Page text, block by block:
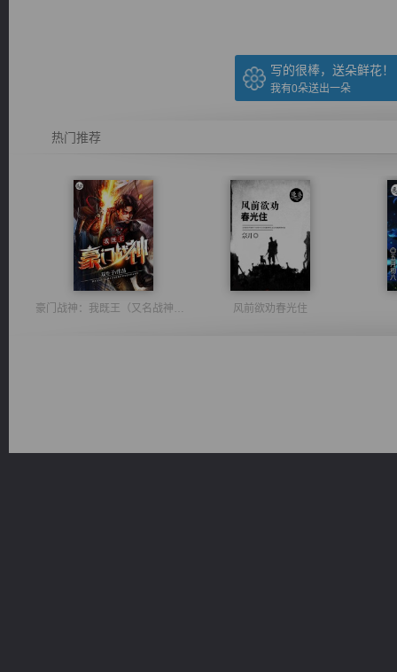
写的很棒，送朵鲜花！
我有0朵送出一朵
热门推荐
豪门战神：我既王（又名战神归来不败神婿修罗战神） 风前欲劝春光住